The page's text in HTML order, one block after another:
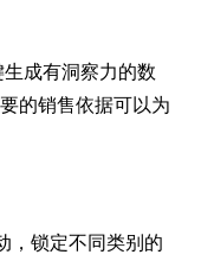
成有洞察力的数
的销售依据可以为
，锁定不同类别的